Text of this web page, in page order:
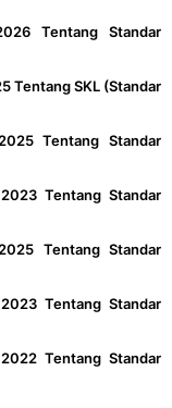
Tentang Standar
Tentang SKL (Standar
Tentang Standar
Tentang Standar
Tentang Standar
Tentang Standar
Tentang Standar